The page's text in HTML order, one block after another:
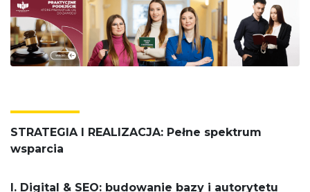
STRATEGIA I REALIZACJA: Pełne spektrum
wsparcia
I. Digital & SEO: budowanie bazy i autorytetu